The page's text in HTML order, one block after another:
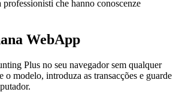
che hanno conoscenze
WebApp
Plus no seu navegador sem qualquer
o modelo, introduza as transacções e guarde